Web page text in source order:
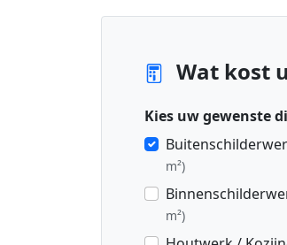
Wat kost
Kies uw gewenste
m²)
m²)